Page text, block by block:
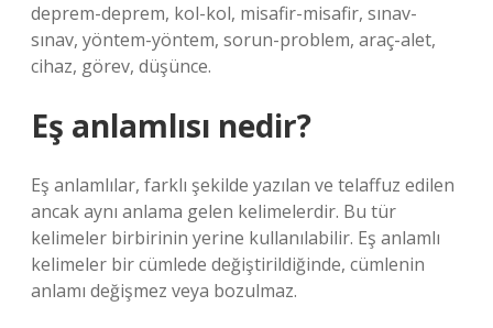
deprem-deprem, kol-kol, misafir-misafir, sınav-
sınav, yöntem-yöntem, sorun-problem, araç-alet,
cihaz, görev, düşünce.
Eş anlamlısı nedir?
Eş anlamlılar, farklı şekilde yazılan ve telaffuz edilen
ancak aynı anlama gelen kelimelerdir. Bu tür
kelimeler birbirinin yerine kullanılabilir. Eş anlamlı
kelimeler bir cümlede değiştirildiğinde, cümlenin
anlamı değişmez veya bozulmaz.